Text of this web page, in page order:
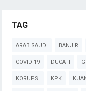
TAG
ARAB SAUDI BANJIR
COVID-19 DUCATI
KORUPSI KPK